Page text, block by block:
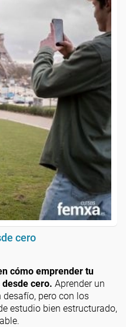
cero
cómo emprender tu
cero. Aprender un
desafío, pero con los
estudio bien estructurado,